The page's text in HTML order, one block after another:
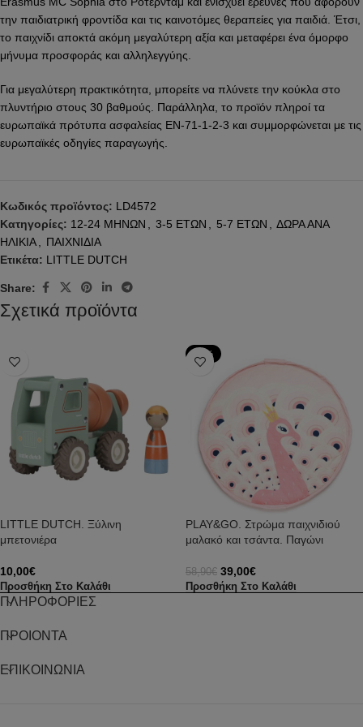
την παιδιατρική φροντίδα και τις καινοτόμες θεραπείες για παιδιά. Έτσι,
το παιχνίδι αποκτά ακόμη μεγαλύτερη αξία και μεταφέρει ένα όμορφο
μήνυμα προσφοράς και αλληλεγγύης.
Για μεγαλύτερη πρακτικότητα, μπορείτε να πλύνετε την κούκλα στο
πλυντήριο στους 30 βαθμούς. Παράλληλα, το προϊόν πληροί τα
ευρωπαϊκά πρότυπα ασφαλείας EN-71-1-2-3 και συμμορφώνεται με τις
ευρωπαϊκές οδηγίες παραγωγής.
Κωδικός προϊόντος: LD4572
Κατηγορίες: 12-24 ΜΗΝΩΝ , 3-5 ΕΤΩΝ , 5-7 ΕΤΩΝ , ΔΩΡΑ ΑΝΑ
ΗΛΙΚΙΑ, ΠΑΙΧΝΙΔΙΑ
Ετικέτα: LITTLE DUTCH
Share:
Σχετικά προϊόντα
LITTLE DUTCH. Ξύλινη
μπετονιέρα
10,00€
Προσθήκη Στο Καλάθι
-34%
PLAY&GO. Στρώμα παιχνιδιού
μαλακό και τσάντα. Παγώνι
58,90€ 39,00€
Προσθήκη Στο Καλάθι
ΠΛΗΡΟΦΟΡΙΕΣ
ΠΡΟΙΟΝΤΑ
ΕΠΙΚΟΙΝΩΝΙΑ